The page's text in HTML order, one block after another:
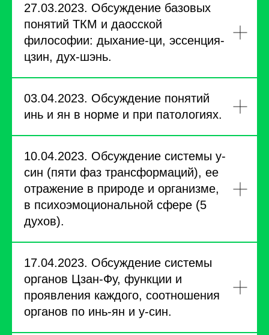
27.03.2023. Обсуждение базовых
понятий ТКМ и даосской
философии: дыхание-ци, эссенция-
цзин, дух-шэнь.
03.04.2023. Обсуждение понятий
инь и ян в норме и при патологиях.
10.04.2023. Обсуждение системы у-
син (пяти фаз трансформаций), ее
отражение в природе и организме,
в психоэмоциональной сфере (5
духов).
17.04.2023. Обсуждение системы
органов Цзан-Фу, функции и
проявления каждого, соотношения
органов по инь-ян и у-син.